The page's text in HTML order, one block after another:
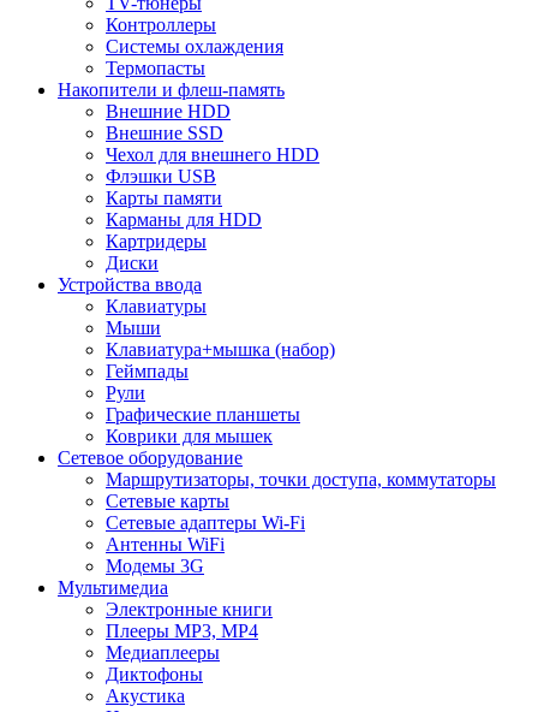
Контроллеры
Системы охлаждения
Термопасты
Накопители и флеш-память
Внешние HDD
Внешние SSD
Чехол для внешнего HDD
Флэшки USB
Карты памяти
Карманы для HDD
Картридеры
Диски
Устройства ввода
Клавиатуры
Мыши
Клавиатура+мышка (набор)
Геймпады
Рули
Графические планшеты
Коврики для мышек
Сетевое оборудование
Маршрутизаторы, точки доступа, коммутаторы
Сетевые карты
Сетевые адаптеры Wi-Fi
Антенны WiFi
Модемы 3G
Мультимедиа
Электронные книги
Плееры MP3, MP4
Медиаплееры
Диктофоны
Акустика